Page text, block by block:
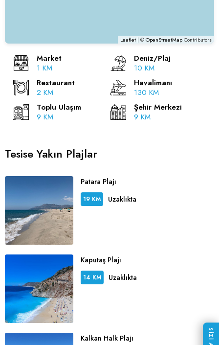
Leaflet | ©OpenStreetMapContributors
Market
1 KM
Deniz/Plaj
10 KM
Restaurant
2 KM
Havalimanı
130 KM
Toplu Ulaşım
9 KM
Şehir Merkezi
9 KM
Tesise Yakın Plajlar
Patara Plajı
19 KM Uzaklıkta
Kaputaş Plajı
14 KM Uzaklıkta
Kalkan Halk Plajı